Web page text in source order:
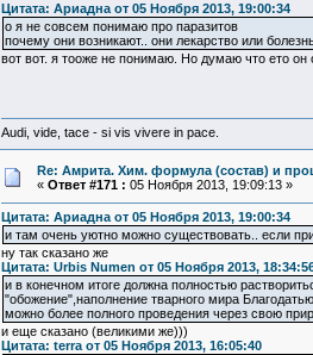
Цитата: Ариадна от 05 Ноября 2013, 19:00:34
о я не совсем понимаю про паразитов
почему они возникают.. они лекарство или
вот вот. я тооже не понимаю. Но думаю что ето
Audi, vide, tace - si vis vivere in pace.
Re: Амрита. Хим. формула (состав) и
« Ответ #171 : 05 Ноября 2013, 19:09:13 »
Цитата: Ариадна от 05 Ноября 2013, 19:00:34
и там очень уютно можно существовать.. если
ну так сказано же
Цитата: Urbis Numen от 05 Ноября 2013,
и в конечном итоге должна полностью
"обожение",наполнение тварного мира
можно более полного проведения через свою
и еще сказано (великими же)))
Цитата: terra от 05 Ноября 2013, 16:05:40